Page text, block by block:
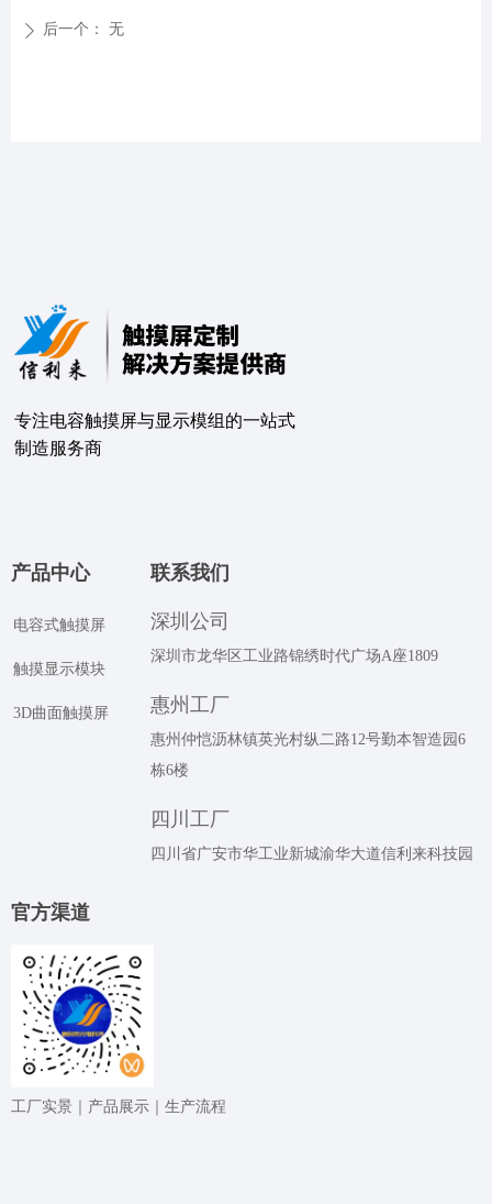
ꄲ 后一个： 无
专注电容触摸屏与显示模组的⼀站式
制造服务商
联系我们
深圳公司
深圳市龙华区工业路锦绣时代广场A座1809
惠州工厂
惠州仲恺沥林镇英光村纵二路12号勤本智造园6
栋6楼
四川工厂
四川省广安市华工业新城渝华大道信利来科技园
产品中心
电容式触摸屏
触摸显示模块
3D曲面触摸屏
官⽅渠道
⼯⼚实景｜产品展⽰｜⽣产流程